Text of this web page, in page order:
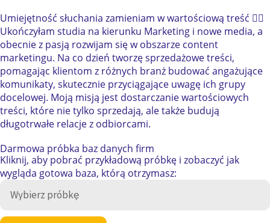
Umiejętność słuchania zamieniam w wartościową treść ✍🏻
Ukończyłam studia na kierunku Marketing i nowe media, a
obecnie z pasją rozwijam się w obszarze content
marketingu. Na co dzień tworzę sprzedażowe treści,
pomagając klientom z różnych branż budować angażujące
komunikaty, skutecznie przyciągające uwagę ich grupy
docelowej. Moją misją jest dostarczanie wartościowych
treści, które nie tylko sprzedają, ale także budują
długotrwałe relacje z odbiorcami.
Darmowa próbka baz danych firm
Kliknij, aby pobrać przykładową próbkę i zobaczyć jak
wygląda gotowa baza, którą otrzymasz: